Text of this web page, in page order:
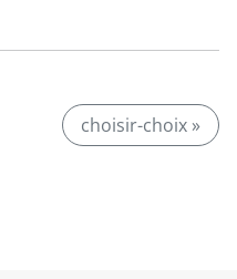
choisir-choix »